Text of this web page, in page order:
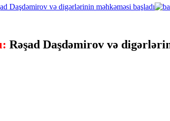
Rəşad Daşdəmirov və